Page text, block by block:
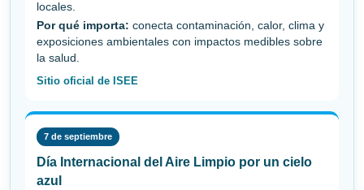
locales.
Por qué importa: conecta contaminación, calor, clima y
exposiciones ambientales con impactos medibles sobre
la salud.
Sitio oficial de ISEE
7 de septiembre
Día Internacional del Aire Limpio por un cielo
azul